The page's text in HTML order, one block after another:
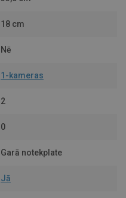
18 cm
Nē
1-kameras
2
0
Garā notekplate
Jā